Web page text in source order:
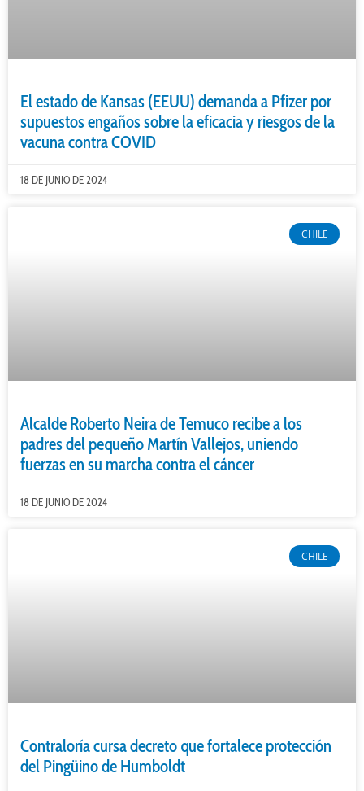
El estado de Kansas (EEUU) demanda a Pfizer por
supuestos engaños sobre la eficacia y riesgos de la
vacuna contra COVID
18 DE JUNIO DE 2024
CHILE
Alcalde Roberto Neira de Temuco recibe a los
padres del pequeño Martín Vallejos, uniendo
fuerzas en su marcha contra el cáncer
18 DE JUNIO DE 2024
CHILE
Contraloría cursa decreto que fortalece protección
del Pingüino de Humboldt